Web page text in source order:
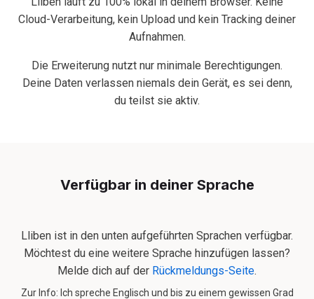
Cloud-Verarbeitung, kein Upload und kein Tracking deiner
Aufnahmen.
Die Erweiterung nutzt nur minimale Berechtigungen.
Deine Daten verlassen niemals dein Gerät, es sei denn,
du teilst sie aktiv.
Verfügbar in deiner Sprache
Lliben ist in den unten aufgeführten Sprachen verfügbar.
Möchtest du eine weitere Sprache hinzufügen lassen?
Melde dich auf der Rückmeldungs-Seite.
Zur Info: Ich spreche Englisch und bis zu einem gewissen Grad